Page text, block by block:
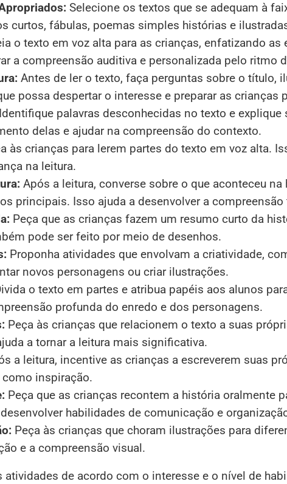
Selecione os textos que se adequam à
curtos, fábulas, poemas simples histórias e
o texto em voz alta para as crianças, enfatizando as
a compreensão auditiva e personalizada pelo ritmo
Antes de ler o texto, faça perguntas sobre o título,
possa despertar o interesse e preparar as crianças
Identifique palavras desconhecidas no texto e
delas e ajudar na compreensão do contexto.
às crianças para lerem partes do texto em voz alta.
na leitura.
Após a leitura, converse sobre o que aconteceu
principais. Isso ajuda a desenvolver a compreensão
Peça que as crianças fazem um resumo curto da
pode ser feito por meio de desenhos.
Proponha atividades que envolvam a criatividade,
novos personagens ou criar ilustrações.
o texto em partes e atribua papéis aos alunos
profunda do enredo e dos personagens.
Peça às crianças que relacionem o texto a suas
a tornar a leitura mais significativa.
a leitura, incentive as crianças a escreverem suas
inspiração.
Peça que as crianças recontem a história oralmente
habilidades de comunicação e
Peça às crianças que choram ilustrações para
e a compreensão visual.
atividades de acordo com o interesse e o nível de